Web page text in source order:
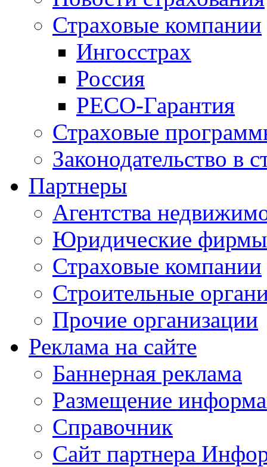
Страховые компании
Ингосстрах
Россия
РЕСО-Гарантия
Страховые
Законодательство в
Партнеры
Агентства
Юридические фирмы
Страховые компании
Строительные
Прочие организации
Реклама на сайте
Баннерная реклама
Размещение
Справочник
Сайт партнера